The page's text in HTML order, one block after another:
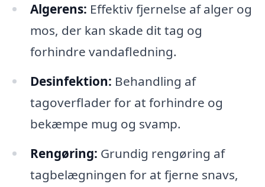
Algerens: Effektiv fjernelse af alger og
mos, der kan skade dit tag og
forhindre vandafledning.
Desinfektion: Behandling af
tagoverflader for at forhindre og
bekæmpe mug og svamp.
Rengøring: Grundig rengøring af
tagbelægningen for at fjerne snavs,